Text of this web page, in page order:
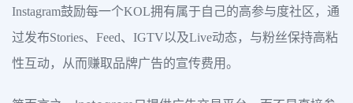
Instagram鼓励每一个KOL拥有属于自己的高参与度社区，通
过发布Stories、Feed、IGTV以及Live动态，与粉丝保持高粘
性互动，从而赚取品牌广告的宣传费用。